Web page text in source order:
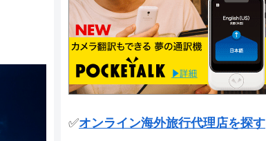
✅オンライン海外旅行代理店を探す